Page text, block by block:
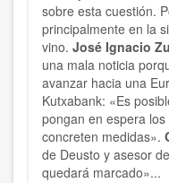
sobre esta cuestión.
principalmente en la
vino. José Ignacio
una mala noticia
avanzar hacia una
Kutxabank: «Es
pongan en espera
concreten medidas».
de Deusto y asesor
quedará marcado»...